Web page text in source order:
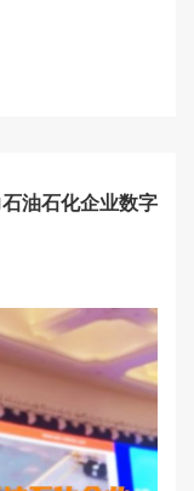
油石化企业数字